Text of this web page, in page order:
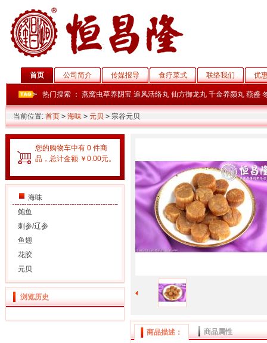
首页 公司简介 传媒报导 食疗菜式 联络我们 优
热门搜索 ： 燕窝虫草养阴宝 追风活络丸 仙方御龙丸 千金养颜丸 燕盏
当前位置: 首页 > 海味 > 元贝 >宗谷元贝
您的购物车中有 0 件商
品，总计金额 ￥0.00元。
海味
鲍鱼
刺参/辽参
鱼翅
花胶
元贝
浏览历史
商品描述： 商品属性